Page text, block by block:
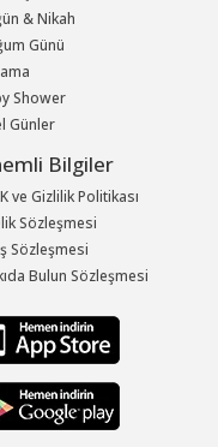
& Nikah
Günü
Shower
Günler
Bilgiler
ve Gizlilik Politikası
Sözleşmesi
Sözleşmesi
Bulun Sözleşmesi